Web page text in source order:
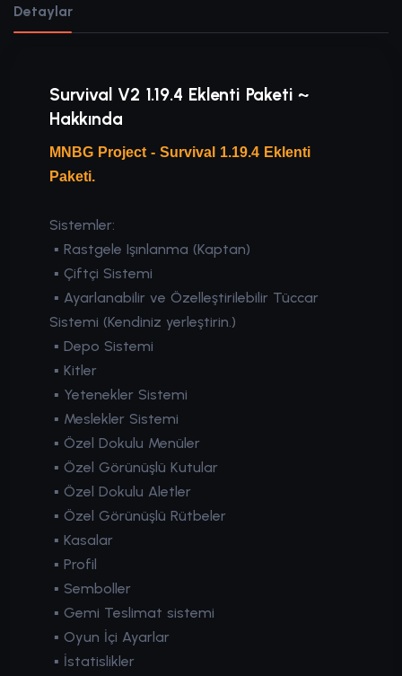
Detaylar
Survival V2 1.19.4 Eklenti Paketi ~
Hakkında
MNBG Project - Survival 1.19.4 Eklenti
Paketi.
Sistemler:
▪ Rastgele Işınlanma (Kaptan)
▪ Çiftçi Sistemi
▪ Ayarlanabilir ve Özelleştirilebilir Tüccar
Sistemi (Kendiniz yerleştirin.)
▪ Depo Sistemi
▪ Kitler
▪ Yetenekler Sistemi
▪ Meslekler Sistemi
▪ Özel Dokulu Menüler
▪ Özel Görünüşlü Kutular
▪ Özel Dokulu Aletler
▪ Özel Görünüşlü Rütbeler
▪ Kasalar
▪ Profil
▪ Semboller
▪ Gemi Teslimat sistemi
▪ Oyun İçi Ayarlar
▪ İstatislikler